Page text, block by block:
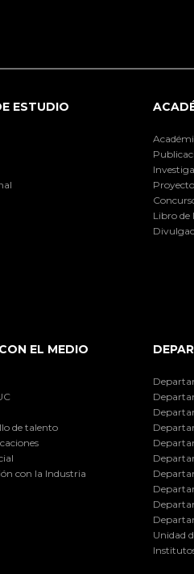
ESTUDIO
Libro de
EL MEDIO
de talento
con la Industria
Unidad